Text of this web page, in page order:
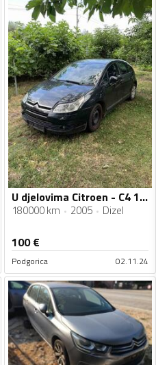
U djelovima Citroen - C4 1.6 HDI
180000 km 2005 Dizel
100€
Podgorica 02.11.24